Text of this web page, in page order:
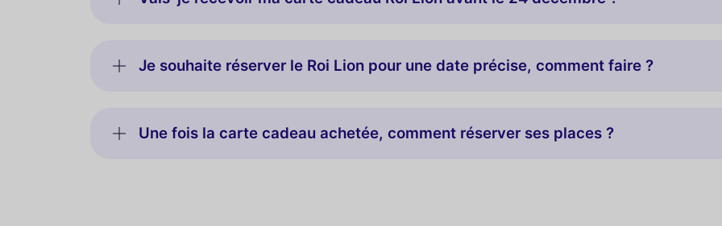
Je souhaite réserver le Roi Lion pour une date précise, comment faire ?
Une fois la carte cadeau achetée, comment réserver ses places ?